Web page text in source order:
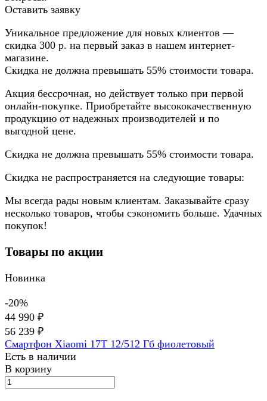
Оставить заявку
Уникальное предложение для новых клиентов —
скидка 300 р. на первый заказ в нашем интернет-
магазине.
Скидка не должна превышать 55% стоимости товара.
Акция бессрочная, но действует только при первой
онлайн-покупке. Приобретайте высококачественную
продукцию от надежных производителей и по
выгодной цене.
Скидка не должна превышать 55% стоимости товара.
Скидка не распространяется на следующие товары:
Мы всегда рады новым клиентам. Заказывайте сразу
несколько товаров, чтобы сэкономить больше. Удачных
покупок!
Товары по акции
Новинка
-20%
44 990 ₽
56 239 ₽
Смартфон Xiaomi 17T 12/512 Гб фиолетовый
Есть в наличии
В корзину